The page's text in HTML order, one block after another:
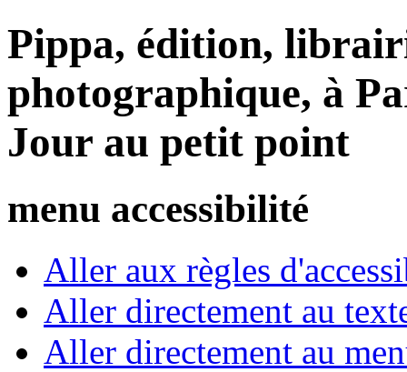
Pippa, édition,
photographique, à
Jour au petit point
menu accessibilité
Aller aux règles
Aller directement au
Aller directement au